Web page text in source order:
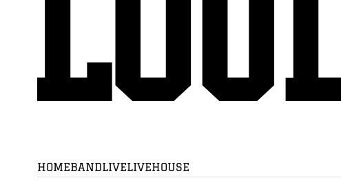
HOMEBANDLIVELIVEHOUSE